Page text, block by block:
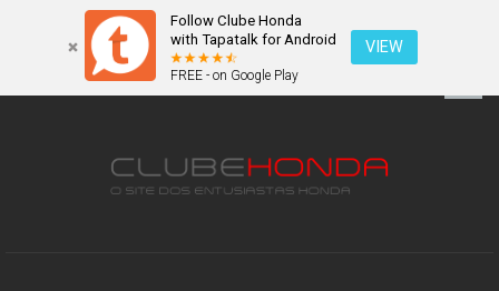
Follow Clube Honda
with Tapatalk for Android
FREE - on Google Play
VIEW